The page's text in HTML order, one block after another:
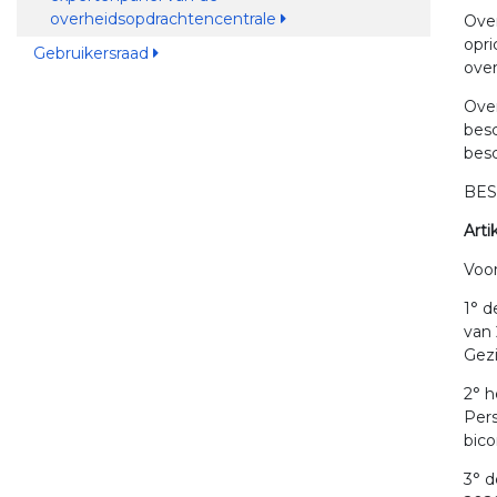
overheidsopdrachtencentrale
Gebruikersraad
1°
van
2°
3°